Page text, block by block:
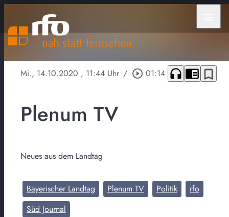
Mi., 14.10.2020 , 11:44 Uhr / play_circle_outline 01:14 headphones chrome_reader_mode bookmark_border
Plenum TV
Neues aus dem Landtag
Bayerischer Landtag Plenum TV Politik
rfo
Süd Journal